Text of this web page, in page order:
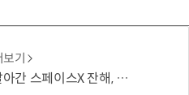
기
X 잔해, 달에 '30m' 분화구 남겼다